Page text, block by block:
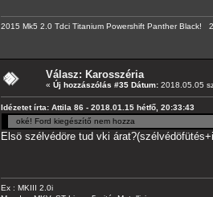
2015 Mk5 2.0 Tdci Titanium Powershift Panther
Válasz: Karosszéria
« Új hozzászólás #35 Dátum: 2018.05.05
Idézetet írta: Attila 86 - 2018.01.15 hétfő, 20:33:43
oké! Ford kiegészítő nem hozza
Elsö szélvédöre tud vki
Ex : MKIII 2.0i